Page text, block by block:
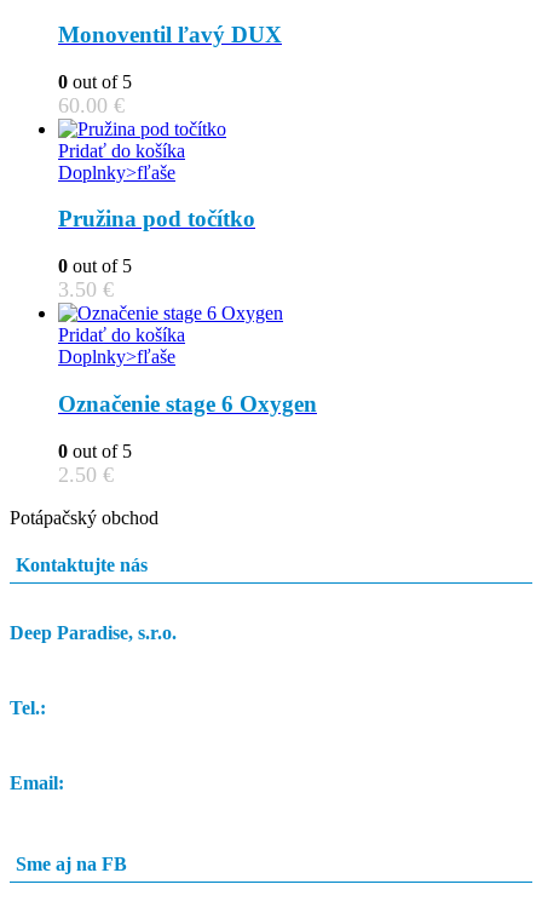
Monoventil ľavý DUX
0 out of 5
60.00 €
Pridať do košíka
Doplnky>fľaše
Pružina pod točítko
0 out of 5
3.50 €
Pridať do košíka
Doplnky>fľaše
Označenie stage 6 Oxygen
0 out of 5
2.50 €
Potápačský obchod
Kontaktujte nás
Deep Paradise, s.r.o.
Tel.:
Email:
Sme aj na FB